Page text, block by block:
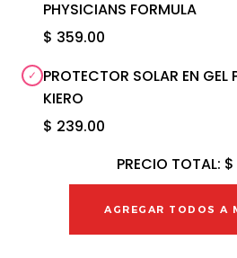
PHYSICIANS FORMULA
$ 359.00
PROTECTOR SOLAR EN
KIERO
$ 239.00
PRECIO TOTAL:
AGREGAR TODOS A